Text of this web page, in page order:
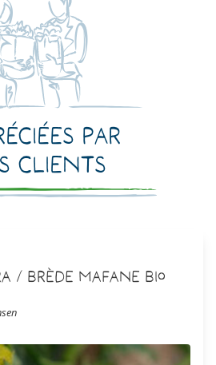
par
clients
/ Brède Mafane Bio